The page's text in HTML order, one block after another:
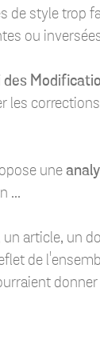
de style trop
ou
des
les
une
...
article, un
de